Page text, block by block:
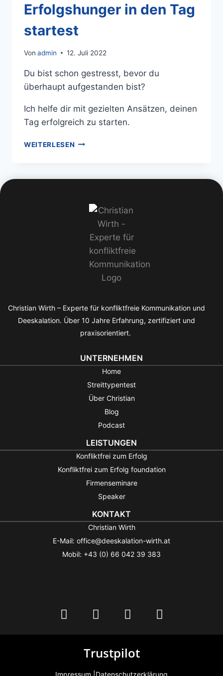
Erfolgshunger in den Tag
startest
Von admin 12. Juli 2022
Du bist schon gestresst, bevor du
überhaupt aufgestanden bist?
Ich helfe dir mit gezielten Ansätzen, deinen
Tag erfolgreich zu starten.
WEITERLESEN
Christian Wirth – Experte für konfliktfreie Kommunikation und
Deeskalation. Über 10 Jahre Erfahrung, zertifiziert und
praxisorientiert.
UNTERNEHMEN
Home
Streittypentest
Über Christian
Blog
Podcast
LEISTUNGEN
Konfliktfrei zum Erfolg
Konfliktfrei zum Erfolg foundation
Firmenseminare
Speaker
KONTAKT
Christian Wirth
E-Mail: office@deeskalation-wirth.at
Mobil: +43 (0) 66 042 39 383
Trustpilot